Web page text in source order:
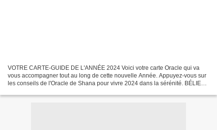
VOTRE CARTE-GUIDE DE L'ANNÉE 2024 Voici votre carte Oracle qui va
vous accompagner tout au long de cette nouvelle Année. Appuyez-vous sur
les conseils de l'Oracle de Shana pour vivre 2024 dans la sérénité. BÉLIER